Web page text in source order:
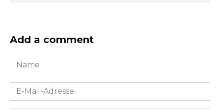
Add a comment
Name
*
E-
Mail-